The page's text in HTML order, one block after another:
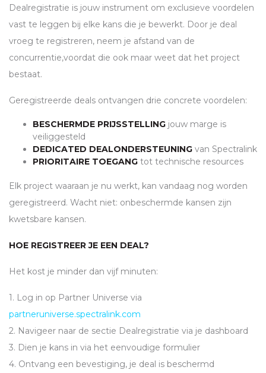
Dealregistratie is jouw instrument om exclusieve voordelen
vast te leggen bij elke kans die je bewerkt. Door je deal
vroeg te registreren, neem je afstand van de
concurrentie,voordat die ook maar weet dat het project
bestaat.
Geregistreerde deals ontvangen drie concrete voordelen:
BESCHERMDE PRIJSSTELLING jouw marge is
veiliggesteld
DEDICATED DEALONDERSTEUNING van Spectralink
PRIORITAIRE TOEGANG tot technische resources
Elk project waaraan je nu werkt, kan vandaag nog worden
geregistreerd. Wacht niet: onbeschermde kansen zijn
kwetsbare kansen.
HOE REGISTREER JE EEN DEAL?
Het kost je minder dan vijf minuten:
1. Log in op Partner Universe via
partneruniverse.spectralink.com
2. Navigeer naar de sectie Dealregistratie via je dashboard
3. Dien je kans in via het eenvoudige formulier
4. Ontvang een bevestiging, je deal is beschermd